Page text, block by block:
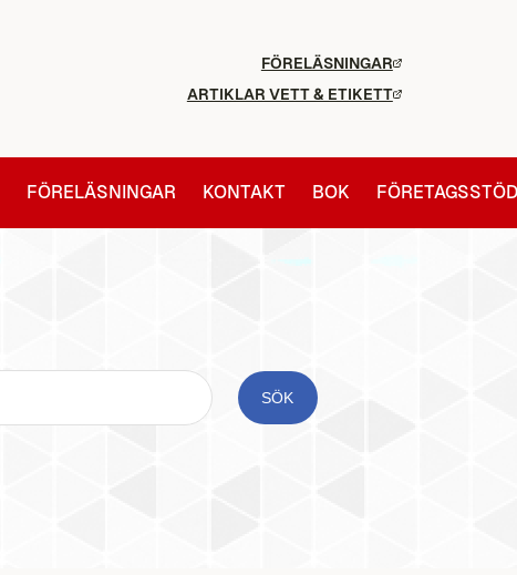
FÖRELÄSNINGAR
ARTIKLAR VETT & ETIKETT
FÖRELÄSNINGAR KONTAKT BOK FÖRETAGSSTÖD